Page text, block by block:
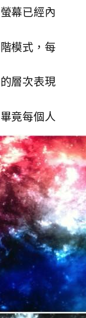
幕已經內
模式，每
層次表現
竟每個人